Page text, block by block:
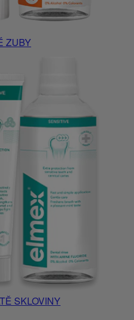
ZUBY
SKLOVINY